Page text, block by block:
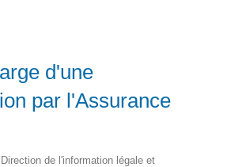
d'une
par l'Assurance
de l'information légale et